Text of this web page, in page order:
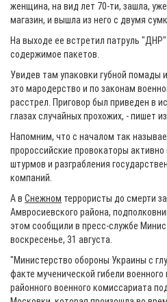
женщина, на вид лет 70-ти, зашла,
магазин, и вышла из него с двумя
На выходе ее встретил патруль
содержимое пакетов.
Увидев там упаковки губной помады
это мародерство и по законам
расстрел. Приговор был приведен в
глазах случайных прохожих, - пишет
Напомним, что с началом так
пророссийские провокаторы
штурмов и разграбления
компаний.
А в Снежном террористы до смерти
Амвросиевского района,
этом сообщили в пресс-службе
воскресенье, 31 августа.
"Министерство обороны Украины с
факте мученической гибели
районного военного комиссариата